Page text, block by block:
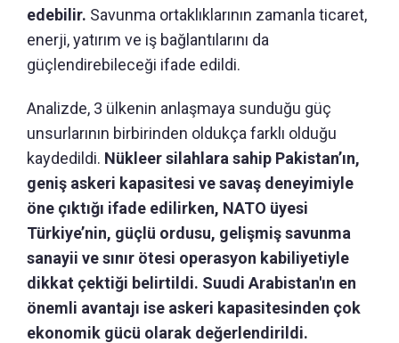
edebilir. Savunma ortaklıklarının zamanla ticaret,
enerji, yatırım ve iş bağlantılarını da
güçlendirebileceği ifade edildi.
Analizde, 3 ülkenin anlaşmaya sunduğu güç
unsurlarının birbirinden oldukça farklı olduğu
kaydedildi. Nükleer silahlara sahip Pakistan’ın,
geniş askeri kapasitesi ve savaş deneyimiyle
öne çıktığı ifade edilirken, NATO üyesi
Türkiye’nin, güçlü ordusu, gelişmiş savunma
sanayii ve sınır ötesi operasyon kabiliyetiyle
dikkat çektiği belirtildi. Suudi Arabistan'ın en
önemli avantajı ise askeri kapasitesinden çok
ekonomik gücü olarak değerlendirildi.